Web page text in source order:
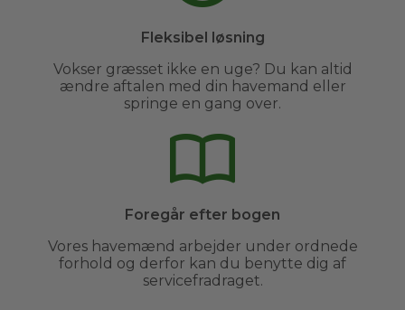
Fleksibel løsning
Vokser græsset ikke en uge? Du kan altid
ændre aftalen med din havemand eller
springe en gang over.
Foregår efter bogen
Vores havemænd arbejder under ordnede
forhold og derfor kan du benytte dig af
servicefradraget.